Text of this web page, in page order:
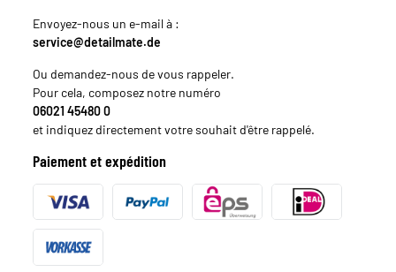
Envoyez-nous un e-mail à :
service@detailmate.de
Ou demandez-nous de vous rappeler.
Pour cela, composez notre numéro
06021 45480 0
et indiquez directement votre souhait d'être rappelé.
Paiement et expédition